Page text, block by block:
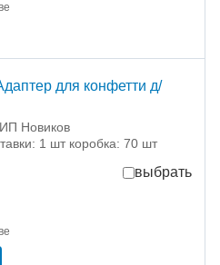
для конфетти д/
Новиков
1 шт коробка: 70 шт
выбрать